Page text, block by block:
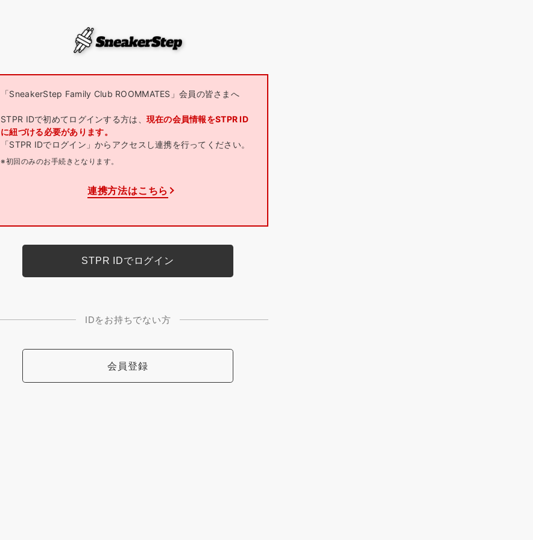
「SneakerStep Family Club ROOMMATES」会員の皆さまへ
STPR IDで初めてログインする方は、 現在の会員情報をSTPR ID
に紐づける必要があります。
「STPR IDでログイン」からアクセスし連携を行ってください。
※初回のみのお手続きとなります。
連携方法はこちら
IDをお持ちでない方
会員登録